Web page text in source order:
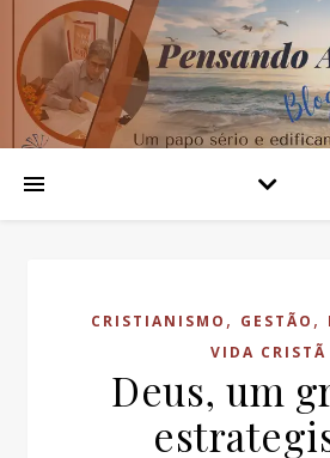
CRISTIANISMO , GESTÃO ,
VIDA CRISTÃ
Deus, um